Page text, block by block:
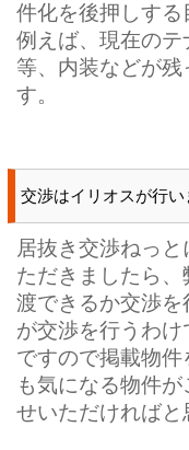
件化を後押しする
例えば、現在の
等、内装などが残
す。
交渉はイリオスが行い
居抜き交渉ねっ
ただきましたら
渡できるか交渉
が交渉を行うわけ
ですので掲載物
も気になる物件
せいただければと